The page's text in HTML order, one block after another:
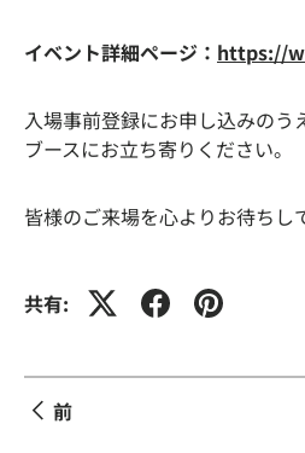
イベント詳細ページ： https://
入場事前登録にお申し込みのう
ブースにお立ち寄りください。
皆様のご来場を心よりお待ちし
共有:
前